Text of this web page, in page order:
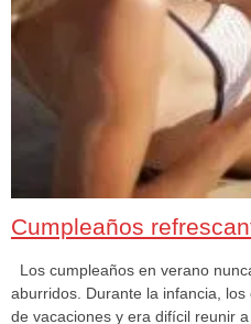
Cumpleaños
Los cumpleaños en verano
aburridos. Durante la infancia,
de vacaciones y era difícil reunir